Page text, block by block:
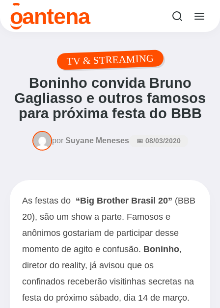
oantena
TV & STREAMING
Boninho convida Bruno
Gagliasso e outros famosos
para próxima festa do BBB
por Suyane Meneses 📅 08/03/2020
As festas do “Big Brother Brasil 20” (BBB
20), são um show a parte. Famosos e
anônimos gostariam de participar desse
momento de agito e confusão. Boninho,
diretor do reality, já avisou que os
confinados receberão visitinhas secretas na
festa do próximo sábado, dia 14 de março.